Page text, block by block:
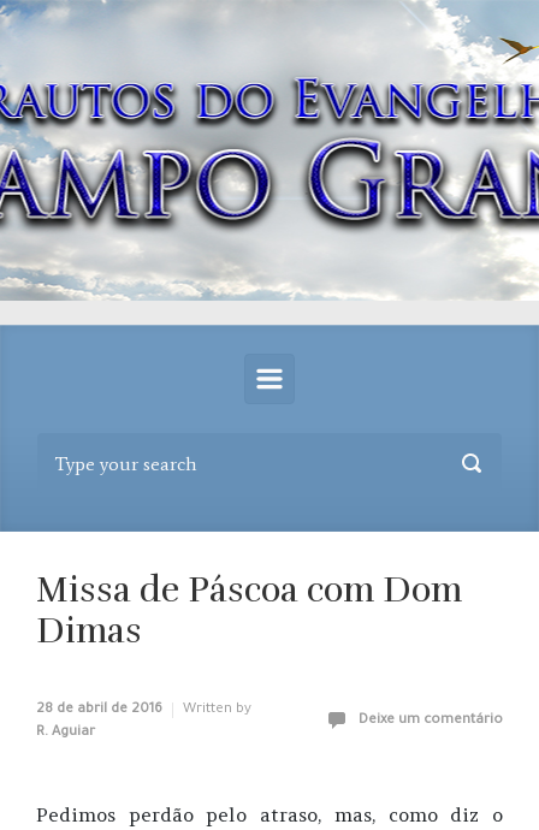
Skip to main content
Missa de Páscoa com Dom
Dimas
28 de abril de 2016
Written by
R. Aguiar
Deixe um comentário
Pedimos perdão pelo atraso, mas, como diz o